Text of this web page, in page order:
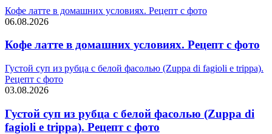
Кофе латте в домашних условиях. Рецепт с фото
06.08.2026
Кофе латте в домашних условиях. Рецепт с фото
Густой суп из рубца с белой фасолью (Zuppa di fagioli e trippa).
Рецепт с фото
03.08.2026
Густой суп из рубца с белой фасолью (Zuppa di
fagioli e trippa). Рецепт с фото